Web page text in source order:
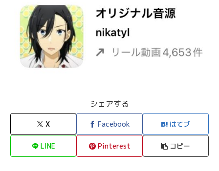
シェアする
X Facebook はてブ
LINE Pinterest コピー